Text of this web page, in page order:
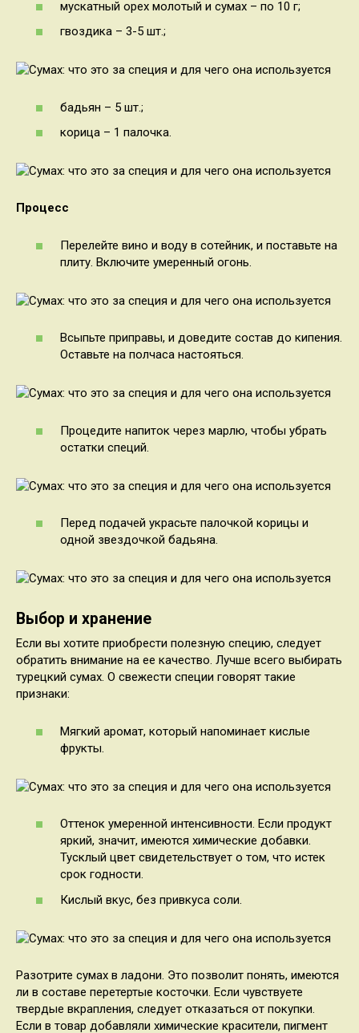
мускатный орех молотый и сумах – по 10 г;
гвоздика – 3-5 шт.;
бадьян – 5 шт.;
корица – 1 палочка.
Процесс
Перелейте вино и воду в сотейник, и поставьте на
плиту. Включите умеренный огонь.
Всыпьте приправы, и доведите состав до кипения.
Оставьте на полчаса настояться.
Процедите напиток через марлю, чтобы убрать
остатки специй.
Перед подачей украсьте палочкой корицы и
одной звездочкой бадьяна.
Выбор и хранение
Если вы хотите приобрести полезную специю, следует
обратить внимание на ее качество. Лучше всего выбирать
турецкий сумах. О свежести специи говорят такие
признаки:
Мягкий аромат, который напоминает кислые
фрукты.
Оттенок умеренной интенсивности. Если продукт
яркий, значит, имеются химические добавки.
Тусклый цвет свидетельствует о том, что истек
срок годности.
Кислый вкус, без привкуса соли.
Разотрите сумах в ладони. Это позволит понять, имеются
ли в составе перетертые косточки. Если чувствуете
твердые вкрапления, следует отказаться от покупки.
Если в товар добавляли химические красители, пигмент